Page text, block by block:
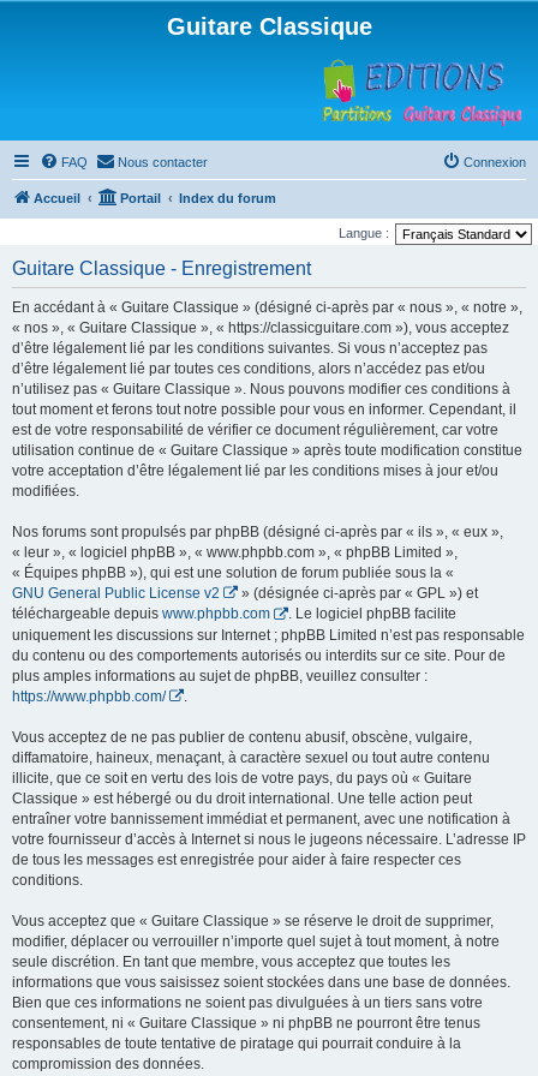
Guitare Classique
FAQ Nous contacter Connexion
Accueil Portail Index du forum
Langue :
Guitare Classique - Enregistrement
En accédant à « Guitare Classique » (désigné ci-après par « nous », « notre »,
« nos », « Guitare Classique », « https://classicguitare.com »), vous acceptez
d’être légalement lié par les conditions suivantes. Si vous n’acceptez pas
d’être légalement lié par toutes ces conditions, alors n’accédez pas et/ou
n’utilisez pas « Guitare Classique ». Nous pouvons modifier ces conditions à
tout moment et ferons tout notre possible pour vous en informer. Cependant, il
est de votre responsabilité de vérifier ce document régulièrement, car votre
utilisation continue de « Guitare Classique » après toute modification constitue
votre acceptation d’être légalement lié par les conditions mises à jour et/ou
modifiées.
Nos forums sont propulsés par phpBB (désigné ci-après par « ils », « eux »,
« leur », « logiciel phpBB », « www.phpbb.com », « phpBB Limited »,
« Équipes phpBB »), qui est une solution de forum publiée sous la «
GNU General Public License v2
» (désignée ci-après par « GPL ») et
téléchargeable depuis www.phpbb.com
. Le logiciel phpBB facilite
uniquement les discussions sur Internet ; phpBB Limited n’est pas responsable
du contenu ou des comportements autorisés ou interdits sur ce site. Pour de
plus amples informations au sujet de phpBB, veuillez consulter :
https://www.phpbb.com/
Vous acceptez de ne pas publier de contenu abusif, obscène, vulgaire,
diffamatoire, haineux, menaçant, à caractère sexuel ou tout autre contenu
illicite, que ce soit en vertu des lois de votre pays, du pays où « Guitare
Classique » est hébergé ou du droit international. Une telle action peut
entraîner votre bannissement immédiat et permanent, avec une notification à
votre fournisseur d’accès à Internet si nous le jugeons nécessaire. L’adresse IP
de tous les messages est enregistrée pour aider à faire respecter ces
conditions.
Vous acceptez que « Guitare Classique » se réserve le droit de supprimer,
modifier, déplacer ou verrouiller n’importe quel sujet à tout moment, à notre
seule discrétion. En tant que membre, vous acceptez que toutes les
informations que vous saisissez soient stockées dans une base de données.
Bien que ces informations ne soient pas divulguées à un tiers sans votre
consentement, ni « Guitare Classique » ni phpBB ne pourront être tenus
responsables de toute tentative de piratage qui pourrait conduire à la
compromission des données.